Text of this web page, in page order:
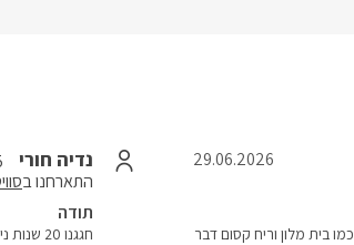
29.06.2026
ביקרנו יומים בסוויטת מטע והיה כל כך מושלם קודםם כל רמת הניקיון 10 כמו בית מלון וריח קסום דבר
נדיה חורי
התארחנו ב
תודה
חגגנו